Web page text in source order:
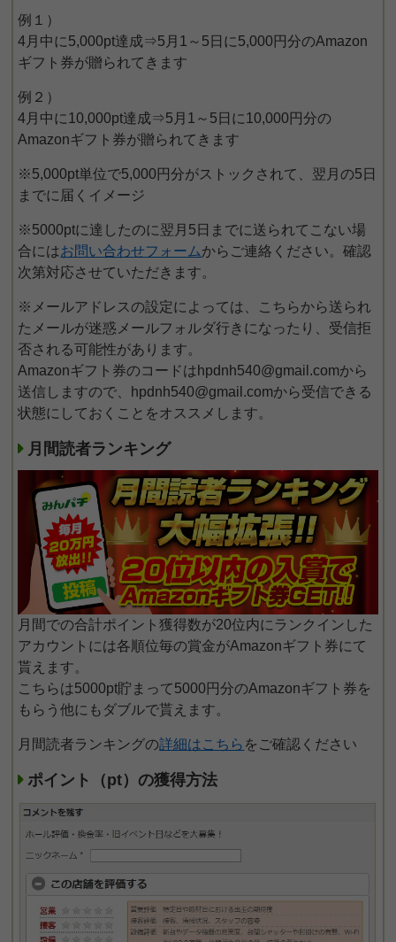
例１）
4月中に5,000pt達成⇒5月1～5日に5,000円分のAmazon
ギフト券が贈られてきます
例２）
4月中に10,000pt達成⇒5月1～5日に10,000円分の
Amazonギフト券が贈られてきます
※5,000pt単位で5,000円分がストックされて、翌月の5日
までに届くイメージ
※5000ptに達したのに翌月5日までに送られてこない場
合にはお問い合わせフォームからご連絡ください。確認
次第対応させていただきます。
※メールアドレスの設定によっては、こちらから送られ
たメールが迷惑メールフォルダ行きになったり、受信拒
否される可能性があります。
Amazonギフト券のコードはhpdnh540@gmail.comから
送信しますので、hpdnh540@gmail.comから受信できる
状態にしておくことをオススメします。
月間読者ランキング
月間での合計ポイント獲得数が20位内にランクインした
アカウントには各順位毎の賞金がAmazonギフト券にて
貰えます。
こちらは5000pt貯まって5000円分のAmazonギフト券を
もらう他にもダブルで貰えます。
月間読者ランキングの詳細はこちら をご確認ください
ポイント（pt）の獲得方法